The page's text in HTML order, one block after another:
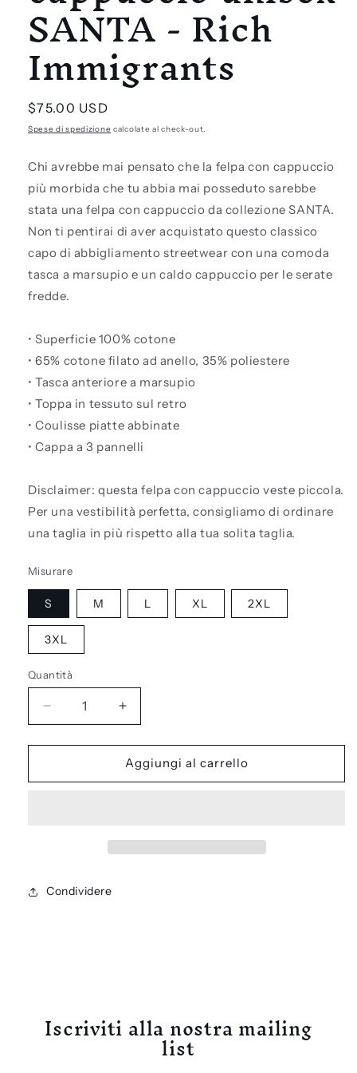
SANTA - Rich
Immigrants
Prezzo
di
$75.00 USD
Spese di spedizione calcolate al check-out.
Chi avrebbe mai pensato che la felpa con cappuccio
più morbida che tu abbia mai posseduto sarebbe
stata una felpa con cappuccio da collezione SANTA.
Non ti pentirai di aver acquistato questo classico
capo di abbigliamento streetwear con una comoda
tasca a marsupio e un caldo cappuccio per le serate
fredde.
• Superficie 100% cotone
• 65% cotone filato ad anello, 35% poliestere
• Tasca anteriore a marsupio
• Toppa in tessuto sul retro
• Coulisse piatte abbinate
• Cappa a 3 pannelli
Disclaimer: questa felpa con cappuccio veste piccola.
Per una vestibilità perfetta, consigliamo di ordinare
una taglia in più rispetto alla tua solita taglia.
Misurare
S M L XL 2XL
3XL
Quantità
Diminuisci
quantità
per
con
Aumenta
quantità
per
Felpa
con
Aggiungi al carrello
Condividere
Iscriviti alla nostra mailing
list